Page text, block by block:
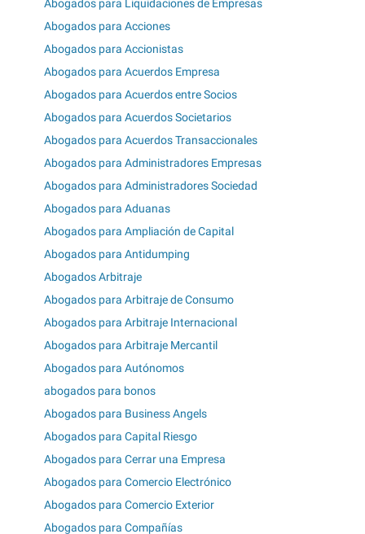
Abogados para Liquidaciones de Empresas
Abogados para Acciones
Abogados para Accionistas
Abogados para Acuerdos Empresa
Abogados para Acuerdos entre Socios
Abogados para Acuerdos Societarios
Abogados para Acuerdos Transaccionales
Abogados para Administradores Empresas
Abogados para Administradores Sociedad
Abogados para Aduanas
Abogados para Ampliación de Capital
Abogados para Antidumping
Abogados Arbitraje
Abogados para Arbitraje de Consumo
Abogados para Arbitraje Internacional
Abogados para Arbitraje Mercantil
Abogados para Autónomos
abogados para bonos
Abogados para Business Angels
Abogados para Capital Riesgo
Abogados para Cerrar una Empresa
Abogados para Comercio Electrónico
Abogados para Comercio Exterior
Abogados para Compañías